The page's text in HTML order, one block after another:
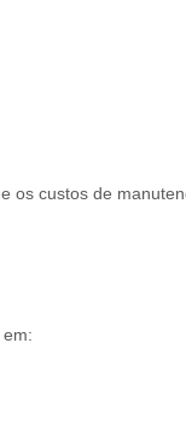
os custos de